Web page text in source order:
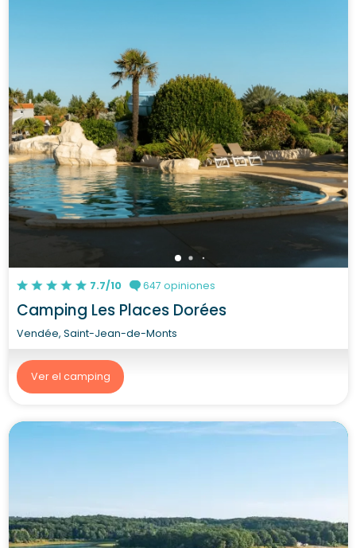
7.7/10 647 opiniones
Camping Les Places Dorées
Vendée, Saint-Jean-de-Monts
Ver el camping